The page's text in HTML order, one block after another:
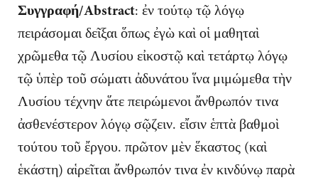
Συγγραφή/Abstract: ἐν τούτῳ τῷ λόγῳ
πειράσομαι δεῖξαι ὅπως ἐγὼ καὶ οἱ μαθηταὶ
χρῶμεθα τῷ Λυσίου εἰκοστῷ καὶ τετάρτῳ λόγῳ
τῷ ὑπὲρ τοῦ σώματι ἀδυνάτου ἵνα μιμώμεθα τὴν
Λυσίου τέχνην ἅτε πειρώμενοι ἄνθρωπόν τινα
ἀσθενέστερον λόγῳ σῷζειν. εἴσιν ἑπτὰ βαθμοὶ
τούτου τοῦ ἔργου. πρῶτον μὲν ἕκαστος (καὶ
ἑκάστη) αἱρεῖται ἄνθρωπόν τινα ἐν κινδύνῳ παρὰ